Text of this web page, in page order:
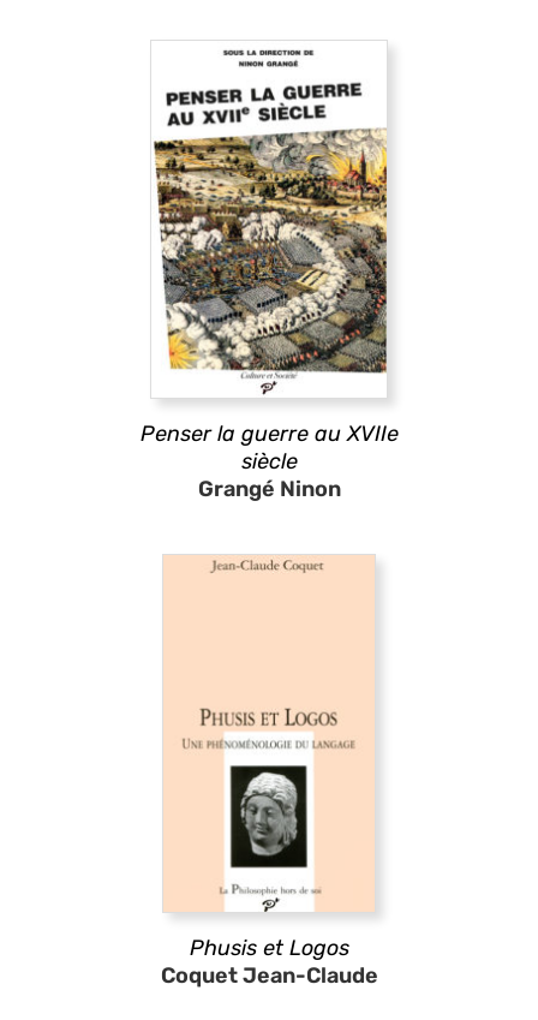
Penser la guerre au XVIIe
siècle
Grangé Ninon
Phusis et Logos
Coquet Jean-Claude